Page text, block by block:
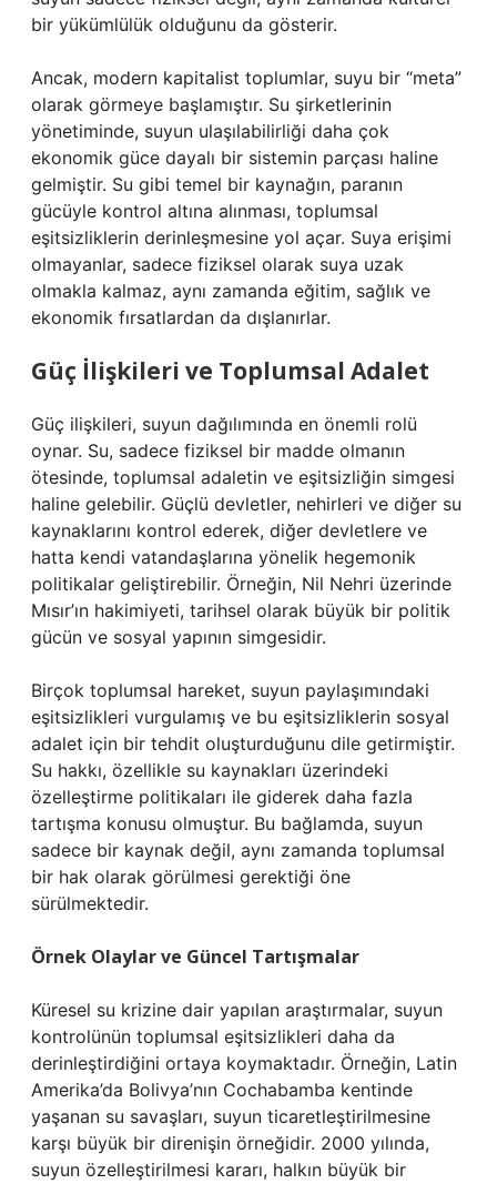
bir yükümlülük olduğunu da gösterir.
Ancak, modern kapitalist toplumlar, suyu bir “meta”
olarak görmeye başlamıştır. Su şirketlerinin
yönetiminde, suyun ulaşılabilirliği daha çok
ekonomik güce dayalı bir sistemin parçası haline
gelmiştir. Su gibi temel bir kaynağın, paranın
gücüyle kontrol altına alınması, toplumsal
eşitsizliklerin derinleşmesine yol açar. Suya erişimi
olmayanlar, sadece fiziksel olarak suya uzak
olmakla kalmaz, aynı zamanda eğitim, sağlık ve
ekonomik fırsatlardan da dışlanırlar.
Güç İlişkileri ve Toplumsal Adalet
Güç ilişkileri, suyun dağılımında en önemli rolü
oynar. Su, sadece fiziksel bir madde olmanın
ötesinde, toplumsal adaletin ve eşitsizliğin simgesi
haline gelebilir. Güçlü devletler, nehirleri ve diğer su
kaynaklarını kontrol ederek, diğer devletlere ve
hatta kendi vatandaşlarına yönelik hegemonik
politikalar geliştirebilir. Örneğin, Nil Nehri üzerinde
Mısır’ın hakimiyeti, tarihsel olarak büyük bir politik
gücün ve sosyal yapının simgesidir.
Birçok toplumsal hareket, suyun paylaşımındaki
eşitsizlikleri vurgulamış ve bu eşitsizliklerin sosyal
adalet için bir tehdit oluşturduğunu dile getirmiştir.
Su hakkı, özellikle su kaynakları üzerindeki
özelleştirme politikaları ile giderek daha fazla
tartışma konusu olmuştur. Bu bağlamda, suyun
sadece bir kaynak değil, aynı zamanda toplumsal
bir hak olarak görülmesi gerektiği öne
sürülmektedir.
Örnek Olaylar ve Güncel Tartışmalar
Küresel su krizine dair yapılan araştırmalar, suyun
kontrolünün toplumsal eşitsizlikleri daha da
derinleştirdiğini ortaya koymaktadır. Örneğin, Latin
Amerika’da Bolivya’nın Cochabamba kentinde
yaşanan su savaşları, suyun ticaretleştirilmesine
karşı büyük bir direnişin örneğidir. 2000 yılında,
suyun özelleştirilmesi kararı, halkın büyük bir